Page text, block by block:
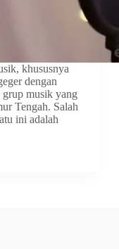
khususnya
dengan
grup musik yang
Tengah. Salah
ini adalah